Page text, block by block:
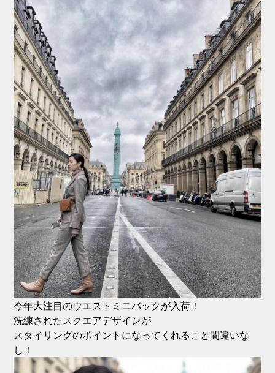
今年大注目のウエストミニバックが入荷！
洗練されたスクエアデザインが
スタイリングのポイントになってくれること間違いな
し！